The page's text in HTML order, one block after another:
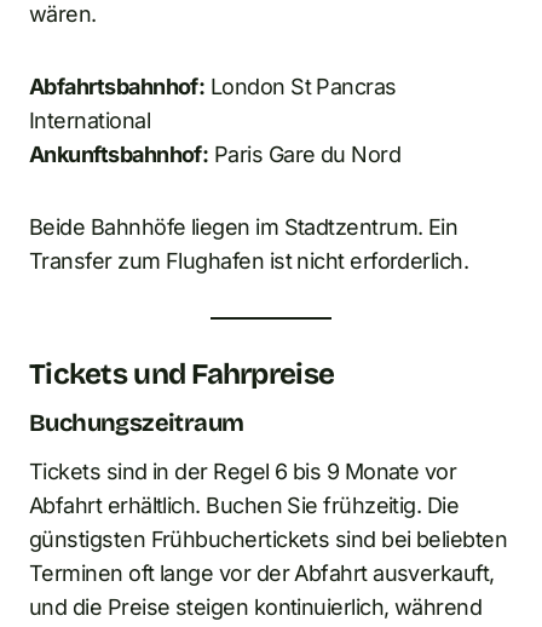
wären.
Abfahrtsbahnhof: London St Pancras
International
Ankunftsbahnhof: Paris Gare du Nord
Beide Bahnhöfe liegen im Stadtzentrum. Ein
Transfer zum Flughafen ist nicht erforderlich.
Tickets und Fahrpreise
Buchungszeitraum
Tickets sind in der Regel 6 bis 9 Monate vor
Abfahrt erhältlich. Buchen Sie frühzeitig. Die
günstigsten Frühbuchertickets sind bei beliebten
Terminen oft lange vor der Abfahrt ausverkauft,
und die Preise steigen kontinuierlich, während